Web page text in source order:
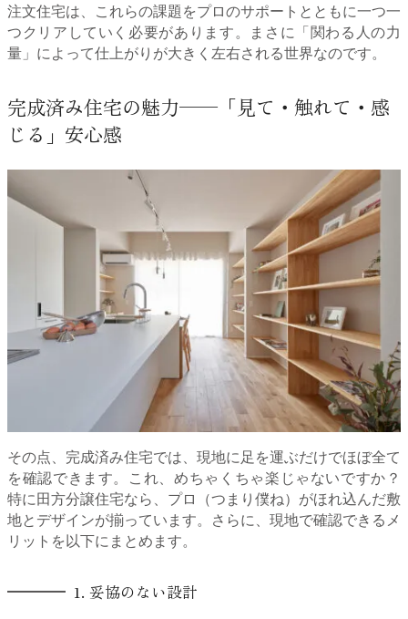
注文住宅は、これらの課題をプロのサポートとともに一つ一
つクリアしていく必要があります。まさに「関わる人の力
量」によって仕上がりが大きく左右される世界なのです。
完成済み住宅の魅力──「見て・触れて・感
じる」安心感
その点、完成済み住宅では、現地に足を運ぶだけでほぼ全て
を確認できます。これ、めちゃくちゃ楽じゃないですか？
特に田方分譲住宅なら、プロ（つまり僕ね）がほれ込んだ敷
地とデザインが揃っています。さらに、現地で確認できるメ
リットを以下にまとめます。
1. 妥協のない設計